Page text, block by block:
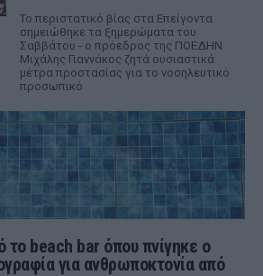
Το περιστατικό βίας στα Επείγοντα
σημειώθηκε τα ξημερώματα του
Σαββάτου - ο πρόεδρος της ΠΟΕΔΗΝ
Μιχάλης Γιαννάκος ζητά ουσιαστικά
μέτρα προστασίας για το νοσηλευτικό
προσωπικό
το beach bar όπου πνίγηκε ο
για ανθρωποκτονία από